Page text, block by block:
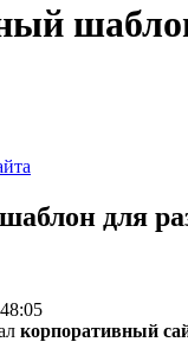
для
корпоративный